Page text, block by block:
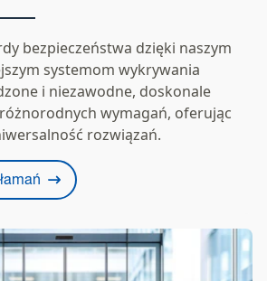
bezpieczeństwa dzięki naszym
systemom wykrywania
i niezawodne, doskonale
wymagań, oferując
rozwiązań.